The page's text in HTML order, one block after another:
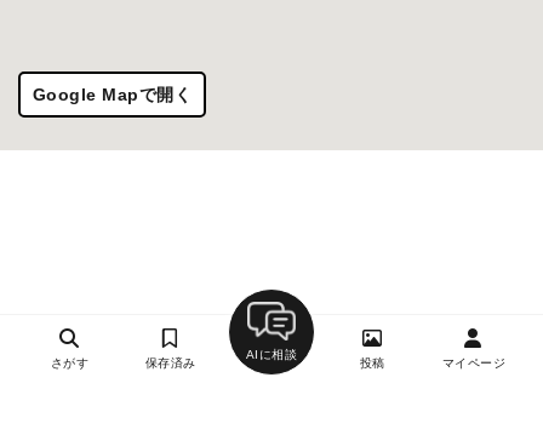
Google Mapで開く
さがす 保存済み
AIに相談
投稿 マイページ